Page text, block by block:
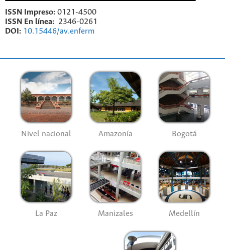
ISSN Impreso: 0121-4500
ISSN En línea: 2346-0261
DOI: 10.15446/av.enferm
Nivel nacional Amazonía Bogotá
La Paz Manizales Medellín